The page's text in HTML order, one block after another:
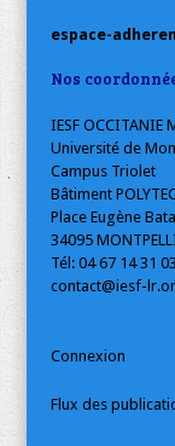
espace-
Nos
IESF OCCITANIE
Université de
Campus Triolet
Bâtiment
Place Eugène
34095
Tél: 04 67 14 31 03
contact@iesf-
Connexion
Flux des